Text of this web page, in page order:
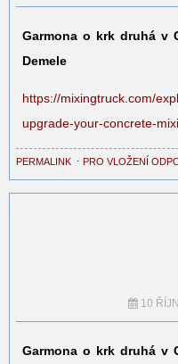
Garmona o krk druhá v
Demele
https://mixingtruck.com/
upgrade-your-concrete-
PERMALINK ⋅ PRO VLOŽENÍ
10
Garmona o krk druhá v